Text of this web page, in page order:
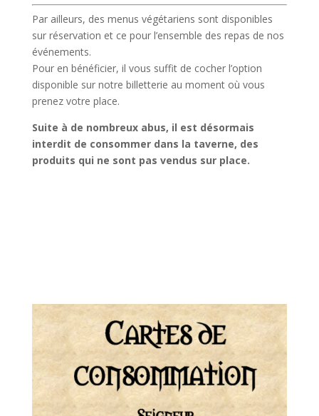
Par ailleurs, des menus végétariens sont disponibles
sur réservation et ce pour l’ensemble des repas de nos
événements.
Pour en bénéficier, il vous suffit de cocher l’option
disponible sur notre billetterie au moment où vous
prenez votre place.
Suite à de nombreux abus, il est désormais
interdit de consommer dans la taverne, des
produits qui ne sont pas vendus sur place.